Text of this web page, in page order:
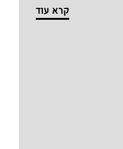
קרא עוד